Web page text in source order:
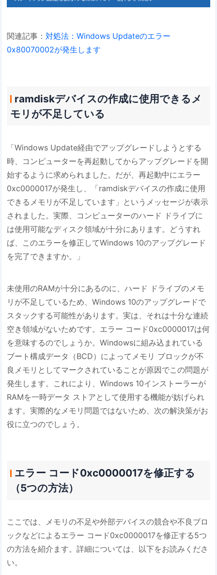
関連記事：対処法：Windows Updateのエラー
0x80070002が発生します
ramdiskデバイスの作成に使用できるメ
モリが不足している
「Windows Update経由でアップグレードしようとする
時、コンピューターを再起動してからアップグレードを開
始するように求められました。だが、再起動中にエラー
0xc0000017が発生し、「ramdiskデバイスの作成に使用
できるメモリが不足しています」というメッセージが表示
されました。実際、コンピューターのハード ドライブに
は使用可能なディスク領域が十分にあります。どうすれ
ば、このエラーを修正してWindows 10のアップグレード
を完了できますか。」
未使用のRAMが十分にあるのに、ハード ドライブのメモ
リが不足しているため、Windows 10のアップグレードで
スタックする可能性があります。実は、それは十分な連続
空き領域がないためです。エラー コード0xc0000017は何
を意味するのでしょうか。Windowsに組み込まれている
ブート構成データ（BCD）によってメモリ ブロックが不
良メモリとしてマークされていることが原因でこの問題が
発生します。これにより、Windows 10インストーラーが
RAMを一時データ ストアとして使用する機能が妨げられ
ます。実際的なメモリ問題ではないため、次の解決策がお
役に立つのでしょう。
エラー コード0xc0000017を修正する
（5つの方法）
ここでは、メモリの不足や外部デバイスの競合や不良ブロ
ックなどによるエラー コード0xc0000017を修正する5つ
の方法を紹介ます。詳細については、以下をお読みくださ
い。